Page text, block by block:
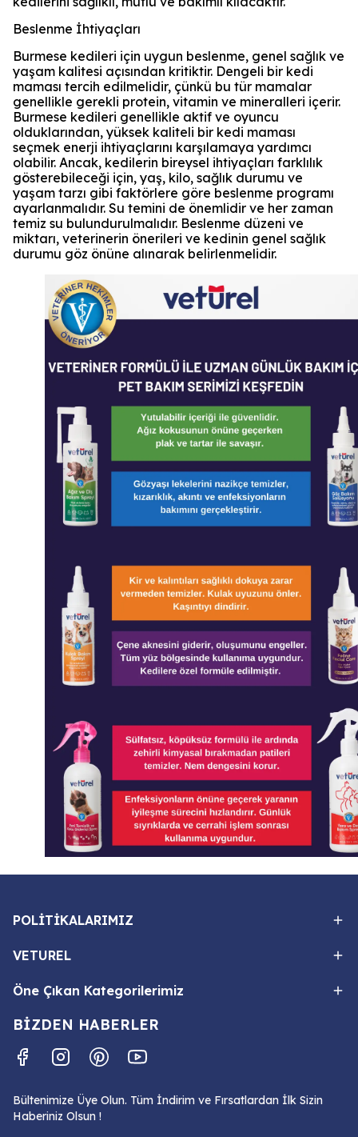
Beslenme İhtiyaçları
Burmese kedileri için uygun beslenme, genel sağlık ve
yaşam kalitesi açısından kritiktir. Dengeli bir kedi
maması tercih edilmelidir, çünkü bu tür mamalar
genellikle gerekli protein, vitamin ve mineralleri içerir.
Burmese kedileri genellikle aktif ve oyuncu
olduklarından, yüksek kaliteli bir kedi maması
seçmek enerji ihtiyaçlarını karşılamaya yardımcı
olabilir. Ancak, kedilerin bireysel ihtiyaçları farklılık
gösterebileceği için, yaş, kilo, sağlık durumu ve
yaşam tarzı gibi faktörlere göre beslenme programı
ayarlanmalıdır. Su temini de önemlidir ve her zaman
temiz su bulundurulmalıdır. Beslenme düzeni ve
miktarı, veterinerin önerileri ve kedinin genel sağlık
durumu göz önüne alınarak belirlenmelidir.
POLİTİKALARIMIZ
VETUREL
Öne Çıkan Kategorilerimiz
BİZDEN HABERLER
Bültenimize Üye Olun. Tüm İndirim ve Fırsatlardan İlk Sizin
Haberiniz Olsun !